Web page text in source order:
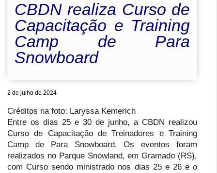
CBDN realiza Curso de
Capacitação e Training
Camp de Para
Snowboard
2 de julho de 2024
Créditos na foto: Laryssa Kemerich
Entre os dias 25 e 30 de junho, a CBDN realizou
Curso de Capacitação de Treinadores e Training
Camp de Para Snowboard. Os eventos foram
realizados no Parque Snowland, em Gramado (RS),
com Curso sendo ministrado nos dias 25 e 26 e o